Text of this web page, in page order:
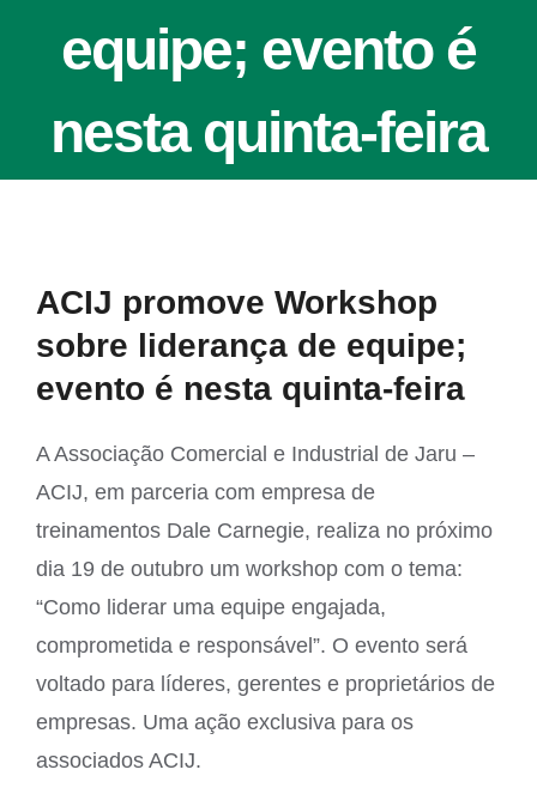
equipe; evento é
nesta quinta-feira
Larger
Image
ACIJ promove Workshop
sobre liderança de equipe;
evento é nesta quinta-feira
A Associação Comercial e Industrial de Jaru –
ACIJ, em parceria com empresa de
treinamentos Dale Carnegie, realiza no próximo
dia 19 de outubro um workshop com o tema:
“Como liderar uma equipe engajada,
comprometida e responsável”. O evento será
voltado para líderes, gerentes e proprietários de
empresas. Uma ação exclusiva para os
associados ACIJ.